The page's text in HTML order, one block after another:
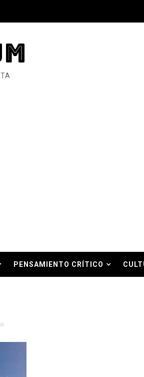
PENSAMIENTO CRÍTICO